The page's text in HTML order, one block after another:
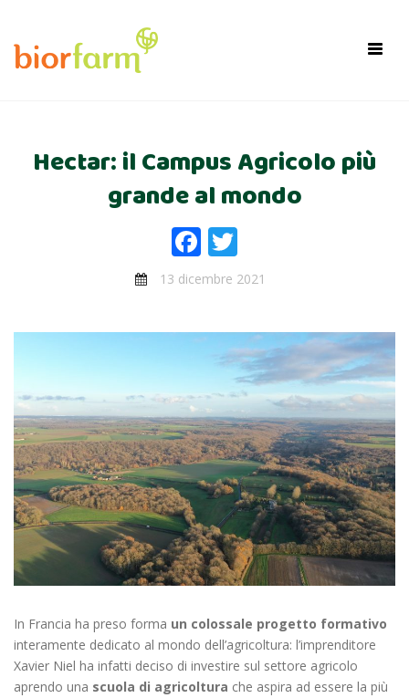
Hectar: il Campus Agricolo più
grande al mondo
Facebook
13 dicembre 2021
In Francia ha preso forma un colossale progetto formativo
interamente dedicato al mondo dell’agricoltura: l’imprenditore
Xavier Niel ha infatti deciso di investire sul settore agricolo
aprendo una scuola di agricoltura che aspira ad essere la più